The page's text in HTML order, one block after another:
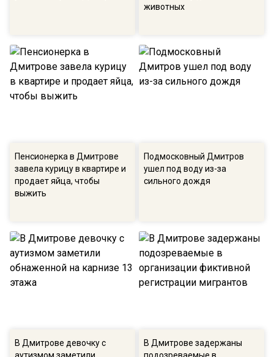
животных
Пенсионерка в Дмитрове
завела курицу в квартире и
продает яйца, чтобы
выжить
Подмосковный Дмитров
ушел под воду из-за
сильного дождя
В Дмитрове девочку с
В Дмитрове задержаны